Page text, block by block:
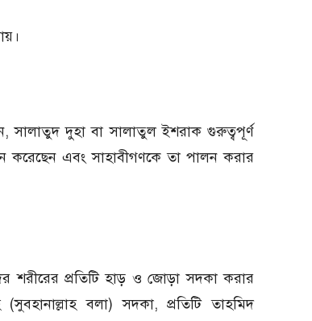
দুহা বা সালাতুল ইশরাক গুরুত্বপূর্ণ
করেছেন এবং সাহাবীগণকে তা পালন করার
শরীরের প্রতিটি হাড় ও জোড়া সদকা করার
বলা) সদকা, প্রতিটি তাহমিদ